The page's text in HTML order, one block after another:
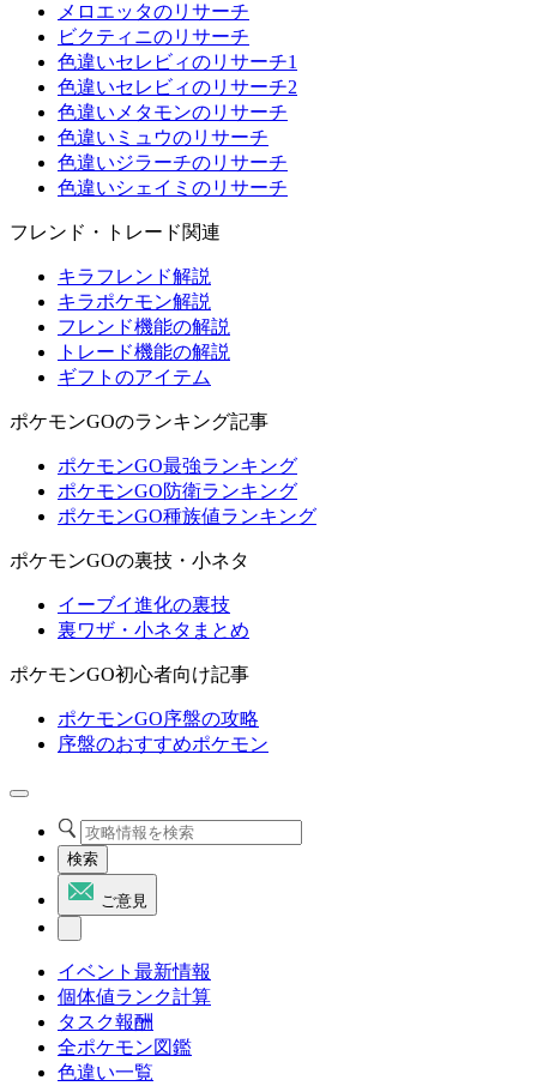
メロエッタのリサーチ
ビクティニのリサーチ
色違いセレビィのリサーチ1
色違いセレビィのリサーチ2
色違いメタモンのリサーチ
色違いミュウのリサーチ
色違いジラーチのリサーチ
色違いシェイミのリサーチ
フレンド・トレード関連
キラフレンド解説
キラポケモン解説
フレンド機能の解説
トレード機能の解説
ギフトのアイテム
ポケモンGOのランキング記事
ポケモンGO最強ランキング
ポケモンGO防衛ランキング
ポケモンGO種族値ランキング
ポケモンGOの裏技・小ネタ
イーブイ進化の裏技
裏ワザ・小ネタまとめ
ポケモンGO初心者向け記事
ポケモンGO序盤の攻略
序盤のおすすめポケモン
検索
ご意見
イベント最新情報
個体値ランク計算
タスク報酬
全ポケモン図鑑
色違い一覧